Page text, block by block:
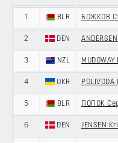
1 BLR БОЖКОВ
2 DEN
3 NZL MUDGWAY
4 UKR POLIVODA
5 BLR ПОПОК
6 DEN JENSEN